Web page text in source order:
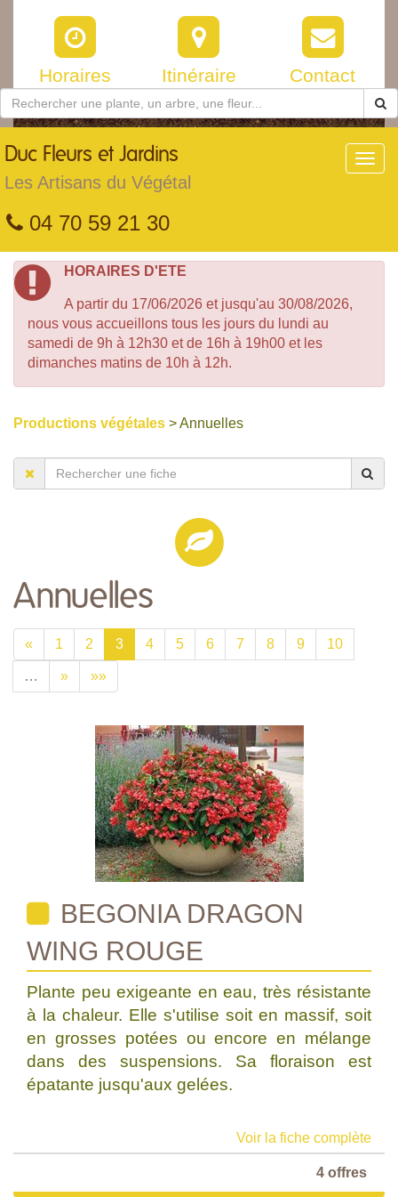
Horaires Itinéraire Contact
Duc Fleurs et Jardins
Les Artisans du Végétal
04 70 59 21 30
HORAIRES D'ETE
A partir du 17/06/2026 et jusqu'au 30/08/2026,
nous vous accueillons tous les jours du lundi au
samedi de 9h à 12h30 et de 16h à 19h00 et les
dimanches matins de 10h à 12h.
Productions végétales > Annuelles
Annuelles
« 1 2 3 4 5 6 7 8 9 10
… » »»
BEGONIA DRAGON
WING ROUGE
Plante peu exigeante en eau, très résistante
à la chaleur. Elle s'utilise soit en massif, soit
en grosses potées ou encore en mélange
dans des suspensions. Sa floraison est
épatante jusqu'aux gelées.
Voir la fiche complète
4 offres